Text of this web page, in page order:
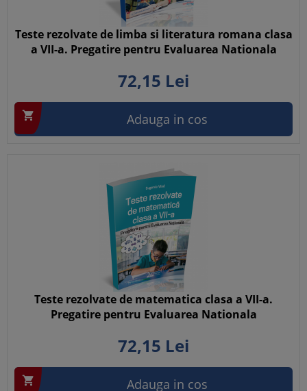
Teste rezolvate de limba si literatura romana clasa
a VII-a. Pregatire pentru Evaluarea Nationala
72,15 Lei
 Adauga in cos
Teste rezolvate de matematica clasa a VII-a.
Pregatire pentru Evaluarea Nationala
72,15 Lei
 Adauga in cos